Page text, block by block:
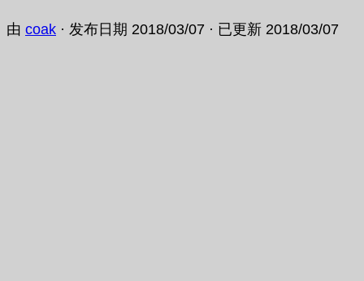
由 coak · 发布日期 2018/03/07 · 已更新 2018/03/07